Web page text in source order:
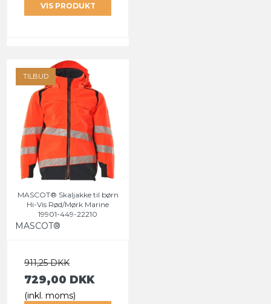
VIS PRODUKT
TILBUD
MASCOT® Skaljakke til børn
Hi-Vis Rød/Mørk Marine
19901-449-22210
MASCOT®
911,25 DKK
729,00 DKK
(inkl. moms)